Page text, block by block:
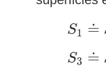
S1 ≐
S ≐
S3 ≐
S ≐